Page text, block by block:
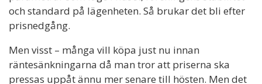
och standard på lägenheten. Så brukar det bli efter
prisnedgång.
Men visst – många vill köpa just nu innan
räntesänkningarna då man tror att priserna ska
pressas uppåt ännu mer senare till hösten. Men det